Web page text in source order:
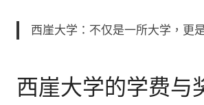
西崖大学：不仅是一所大学，更
西崖大学的学费与